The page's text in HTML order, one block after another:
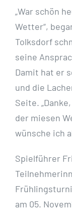
„War schön
Wetter“,
Tolksdorf
seine
Damit hat er
und die
Seite.
der miesen
wünsche ich
Spielführer
am 05.